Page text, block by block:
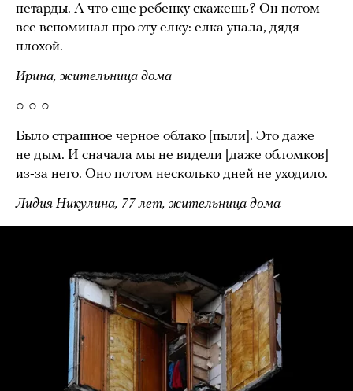
петарды. А что еще ребенку скажешь? Он потом
все вспоминал про эту елку: елка упала, дядя
плохой.
Ирина, жительница дома
○ ○ ○
Было страшное черное облако [пыли]. Это даже
не дым. И сначала мы не видели [даже обломков]
из-за него. Оно потом несколько дней не уходило.
Лидия Никулина, 77лет, жительница дома